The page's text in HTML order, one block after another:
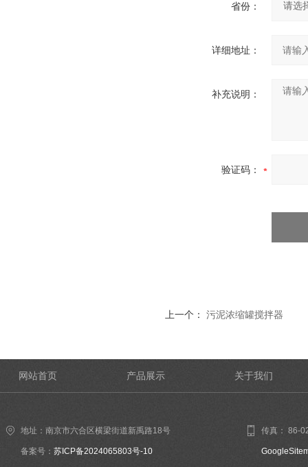
省份：
详细地址：
补充说明：
验证码：
上一个： 污泥浓缩罐搅拌器
网站首页 产品展示 关于我们
地址：南京市六合区横梁街道新禹路18号
备案号： 苏ICP备2024065803号-10
传真： 86-